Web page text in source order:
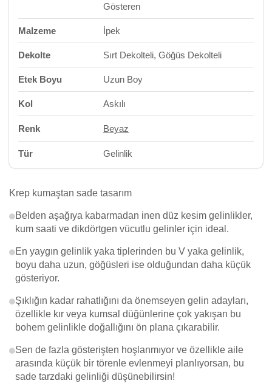
Gösteren
Malzeme İpek
Dekolte Sırt Dekolteli, Göğüs Dekolteli
Etek Boyu Uzun Boy
Kol Askılı
Renk Beyaz
Tür Gelinlik
Krep kumaştan sade tasarım
Belden aşağıya kabarmadan inen düz kesim gelinlikler,
kum saati ve dikdörtgen vücutlu gelinler için ideal.
En yaygın gelinlik yaka tiplerinden bu V yaka gelinlik,
boyu daha uzun, göğüsleri ise olduğundan daha küçük
gösteriyor.
Şıklığın kadar rahatlığını da önemseyen gelin adayları,
özellikle kır veya kumsal düğünlerine çok yakışan bu
bohem gelinlikle doğallığını ön plana çıkarabilir.
Sen de fazla gösterişten hoşlanmıyor ve özellikle aile
arasında küçük bir törenle evlenmeyi planlıyorsan, bu
sade tarzdaki gelinliği düşünebilirsin!